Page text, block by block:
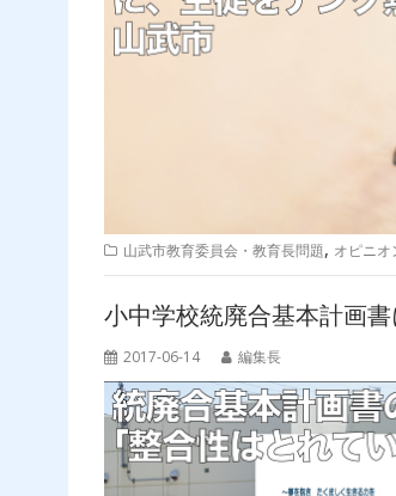
山武市教育委員会・教育長問題, オピニオ
小中学校統廃合基本計画
2017-06-14 編集長